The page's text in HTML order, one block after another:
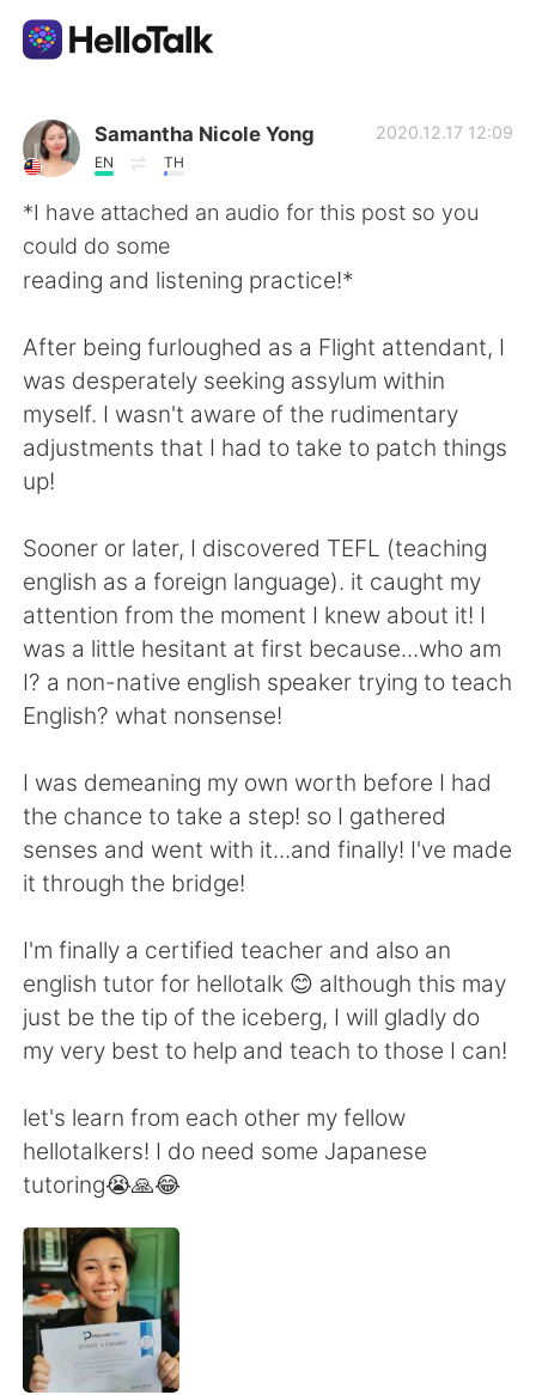
Appli d'échange linguistique
AI Grammar Checker
Français
English 简体中文
繁體中文 Español
العربية
日本語 한국어
Русский
Indonesia Italiano
Türkçe Tiếng Việt
Português
Samantha Nicole Yong
EN TH
2020.12.17 12:09
*I have attached an audio for this post so you
could do some
reading and listening practice!*
After being furloughed as a Flight attendant, I
was desperately seeking assylum within
myself. I wasn't aware of the rudimentary
adjustments that I had to take to patch things
up!
Sooner or later, I discovered TEFL (teaching
english as a foreign language). it caught my
attention from the moment I knew about it! I
was a little hesitant at first because...who am
I? a non-native english speaker trying to teach
English? what nonsense!
I was demeaning my own worth before I had
the chance to take a step! so I gathered
senses and went with it...and finally! I've made
it through the bridge!
I'm finally a certified teacher and also an
english tutor for hellotalk 😊 although this may
just be the tip of the iceberg, I will gladly do
my very best to help and teach to those I can!
let's learn from each other my fellow
hellotalkers! I do need some Japanese
tutoring😭🙏😂